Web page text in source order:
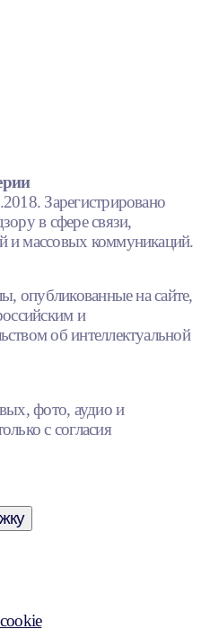
Зарегистрировано
в сфере связи,
и массовых коммуникаций.
опубликованные на сайте,
и
об интеллектуальной
фото, аудио и
с согласия